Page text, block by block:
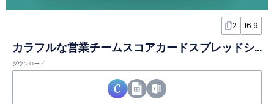
2 16:9
カラフルな営業チームスコアカードスプレッドシート
ダウンロード